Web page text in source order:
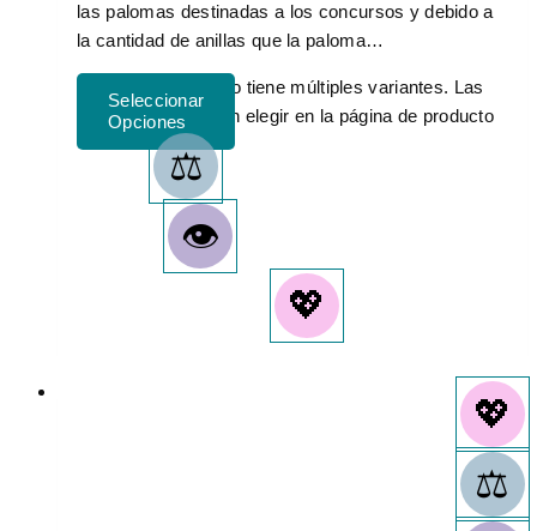
las palomas destinadas a los concursos y debido a
la cantidad de anillas que la paloma…
Este producto tiene múltiples variantes. Las
opciones se pueden elegir en la página de producto